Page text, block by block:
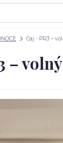
Čaj - PR3 –
–